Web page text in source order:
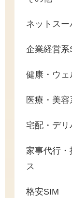
ネットス
企業経営系
健康・ウェ
医療・美
宅配・デリ
家事代行
ス
格安SIM